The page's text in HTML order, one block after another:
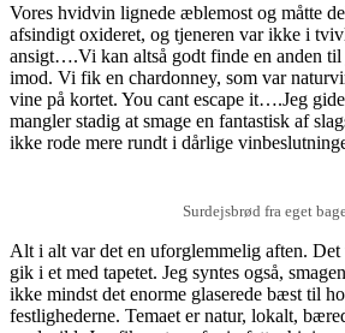
Vores hvidvin lignede æblemost og måtte
afsindigt oxideret, og tjeneren var ikke i
ansigt….Vi kan altså godt finde en anden
imod. Vi fik en chardonney, som var
vine på kortet. You cant escape it….Jeg
mangler stadig at smage en fantastisk af
ikke rode mere rundt i dårlige
Surdejsbrød fra eget
Alt i alt var det en uforglemmelig aften.
gik i et med tapetet. Jeg syntes også,
ikke mindst det enorme glaserede bæst til
festlighederne. Temaet er natur, lokalt,